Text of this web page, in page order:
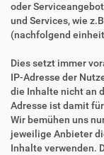
oder
und Services, wie
(nachfolgend
Dies setzt immer
IP-Adresse der
die Inhalte nicht an
Adresse ist damit
Wir bemühen uns
jeweilige Anbieter
Inhalte verwenden.